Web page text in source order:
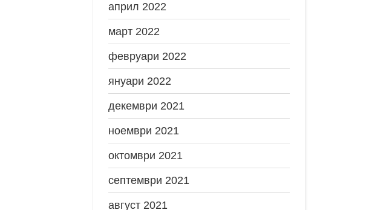
април 2022
март 2022
февруари 2022
януари 2022
декември 2021
ноември 2021
октомври 2021
септември 2021
август 2021